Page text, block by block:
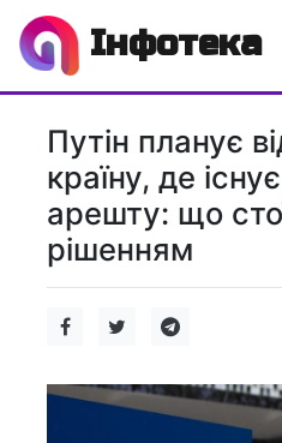
Інфотека
Путін планує
країну, де
арешту: що
рішенням